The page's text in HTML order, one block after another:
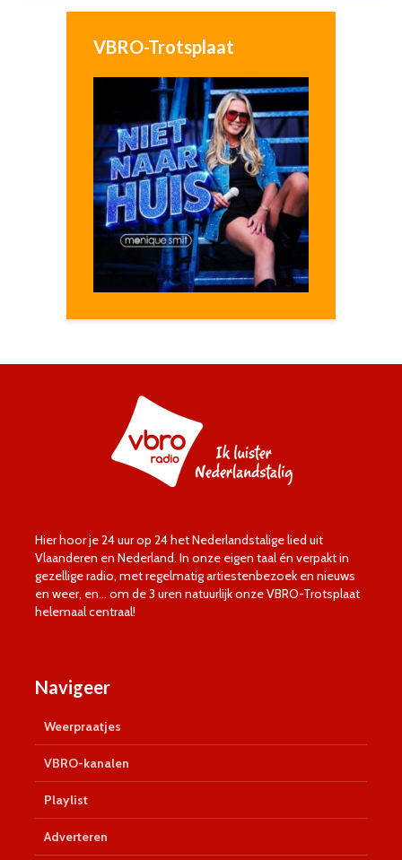
VBRO-Trotsplaat
Hier hoor je 24 uur op 24 het Nederlandstalige lied uit
Vlaanderen en Nederland. In onze eigen taal én verpakt in
gezellige radio, met regelmatig artiestenbezoek en nieuws
en weer, en… om de 3 uren natuurlijk onze VBRO-Trotsplaat
helemaal centraal!
Navigeer
Weerpraatjes
VBRO-kanalen
Playlist
Adverteren